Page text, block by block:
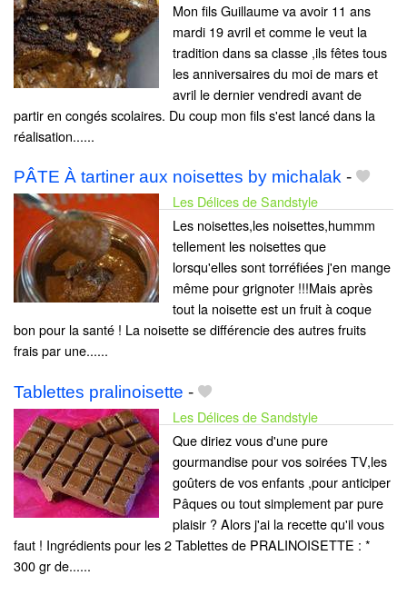
Mon fils Guillaume va avoir 11 ans
mardi 19 avril et comme le veut la
tradition dans sa classe ,ils fêtes tous
les anniversaires du moi de mars et
avril le dernier vendredi avant de
partir en congés scolaires. Du coup mon fils s'est lancé dans la
réalisation......
PÂTE À tartiner aux noisettes by michalak -
Les Délices de Sandstyle
Les noisettes,les noisettes,hummm
tellement les noisettes que
lorsqu'elles sont torréfiées j'en mange
même pour grignoter !!!Mais après
tout la noisette est un fruit à coque
bon pour la santé ! La noisette se différencie des autres fruits
frais par une......
Tablettes pralinoisette -
Les Délices de Sandstyle
Que diriez vous d'une pure
gourmandise pour vos soirées TV,les
goûters de vos enfants ,pour anticiper
Pâques ou tout simplement par pure
plaisir ? Alors j'ai la recette qu'il vous
faut ! Ingrédients pour les 2 Tablettes de PRALINOISETTE : *
300 gr de......